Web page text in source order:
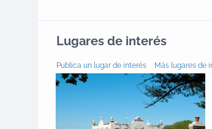
Lugares de interés
Publica un lugar de interés Más lugares de